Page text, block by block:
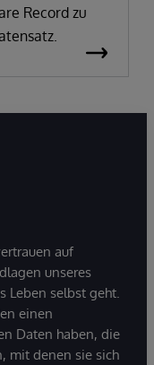
Record zu
auf
unseres
Leben selbst geht.
einen
Daten haben, die
mit denen sie sich